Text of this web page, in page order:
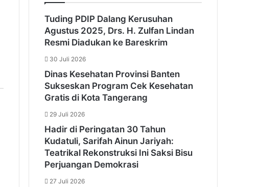
Tuding PDIP Dalang Kerusuhan
Agustus 2025, Drs. H. Zulfan Lindan
Resmi Diadukan ke Bareskrim
30 Juli 2026
Dinas Kesehatan Provinsi Banten
Sukseskan Program Cek Kesehatan
Gratis di Kota Tangerang
29 Juli 2026
Hadir di Peringatan 30 Tahun
Kudatuli, Sarifah Ainun Jariyah:
Teatrikal Rekonstruksi Ini Saksi Bisu
Perjuangan Demokrasi
27 Juli 2026